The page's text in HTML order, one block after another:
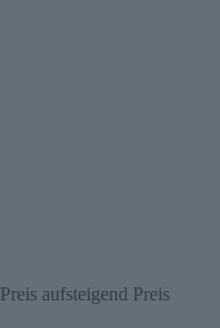
Preis aufsteigend Preis